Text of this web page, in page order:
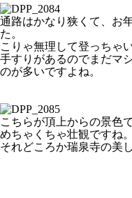
通路はかなり狭くて、お
た。
こりゃ無理して登っちゃ
手すりがあるのでまだマ
のが多いですよね。
こちらが頂上からの景色で
めちゃくちゃ壮観ですね。
それどころか瑞泉寺の美